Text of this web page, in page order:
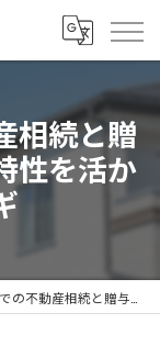
相続と贈
性を活か
与税を徹底解説！地域特性を活かした成功のカギ